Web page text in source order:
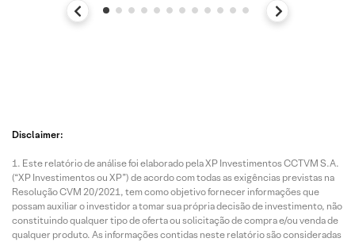
Disclaimer:
Este relatório de análise foi elaborado pela XP Investimentos CCTVM S.A.
(“XP Investimentos ou XP”) de acordo com todas as exigências previstas na
Resolução CVM 20/2021, tem como objetivo fornecer informações que
possam auxiliar o investidor a tomar sua própria decisão de investimento, não
constituindo qualquer tipo de oferta ou solicitação de compra e/ou venda de
qualquer produto. As informações contidas neste relatório são consideradas